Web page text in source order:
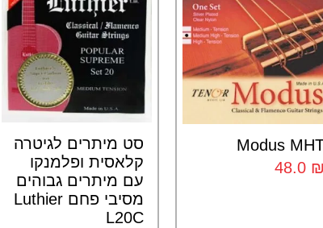
Modus
₪
סט מיתרים לגיטרה
קלאסית ופלמנקו
עם מיתרים גבוהים
מסיבי פחם Luthier
L20C